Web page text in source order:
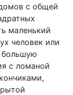
с общей
маленький
человек или
большую
с ломаной